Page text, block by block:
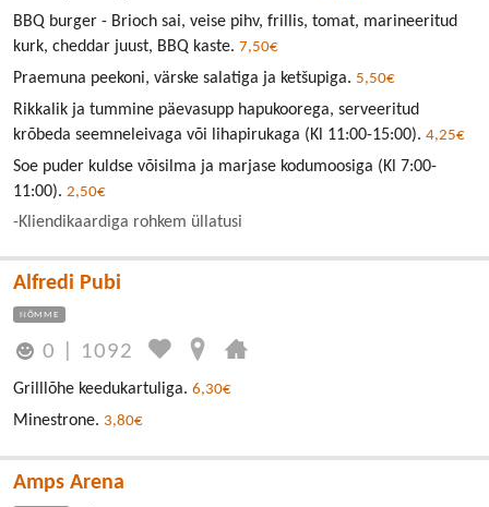
BBQ burger - Brioch sai, veise pihv, frillis, tomat, marineeritud
kurk, cheddar juust, BBQ kaste. 7,50€
Praemuna peekoni, värske salatiga ja ketšupiga. 5,50€
Rikkalik ja tummine päevasupp hapukoorega, serveeritud
krõbeda seemneleivaga või lihapirukaga (Kl 11:00-15:00). 4,25€
Soe puder kuldse võisilma ja marjase kodumoosiga (Kl 7:00-
11:00). 2,50€
-Kliendikaardiga rohkem üllatusi
Alfredi Pubi
NÕMME
0 1092
Grilllõhe keedukartuliga. 6,30€
Minestrone. 3,80€
Amps Arena